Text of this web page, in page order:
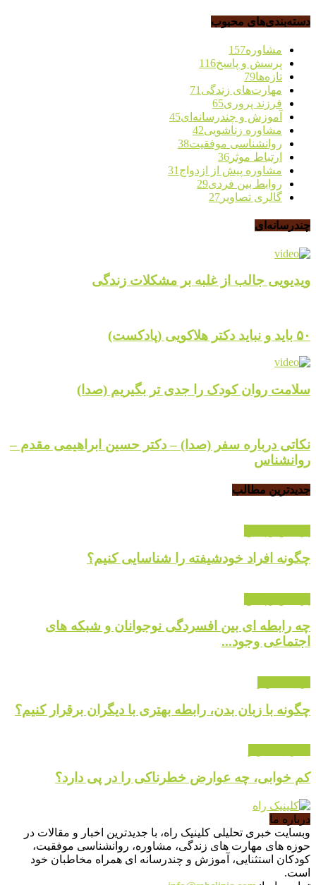
دسته‌بندی‌های محبوب
مشاوره157
پرسش و پاسخ116
تازه‌ها79
مهارت‌های زندگی 71
فرزند پروری65
آموزش و چندرسانه‌ای45
مشاوره زناشویی42
روانشناسی موفقیت38
ارتباط موثر 36
مشاوره پیش از ازدواج 31
روابط بین فردی29
گالری تصاویر 27
چندرسانه‌ای
ویدیویی جالب از غلبه بر مشکلات زندگی
۵۰ باید و نباید دکتر هلاکویی (پادکست)
سلامت روان کودک را جدی تر بگیریم (صدا)
نکاتی درباره سفر (صدا) – دکتر حسین ابراهیمی مقدم –
روانشناس
جدیدترین مطالب
چگونه افراد خودشیفته را شناسایی کنیم؟
چه رابطه ای بین افسردگی نوجوانان و شبکه های
اجتماعی وجود...
چگونه با زبان بدن، رابطه بهتری با دیگران برقرار کنیم؟
کم خوابی، چه عوارض خطرناکی را در پی دارد؟
درباره ما
وبسایت خبری تحلیلی کلینیک راه، با جدیدترین اخبار و مقالات در
حوزه های مهارت های زندگی، مشاوره، روانشناسی موفقیت،
کودکان استثنایی، آموزش و چندرسانه ای همراه مخاطبان خود
است.